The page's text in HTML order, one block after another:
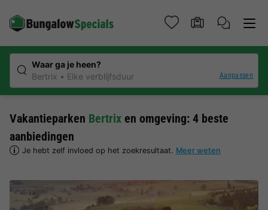
Waar ga je heen?
Bertrix
Elke verblijfsduur Aanpassen
Vakantieparken Bertrix en omgeving: 4 beste
aanbiedingen
Je hebt zelf invloed op het zoekresultaat. Meer weten